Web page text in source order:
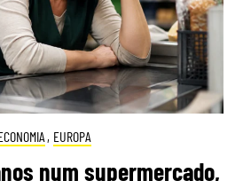
, EUROPA
num supermercado,